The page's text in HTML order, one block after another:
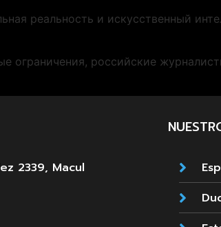
реальность и искусственный
ограничения, российские
2339, Macul